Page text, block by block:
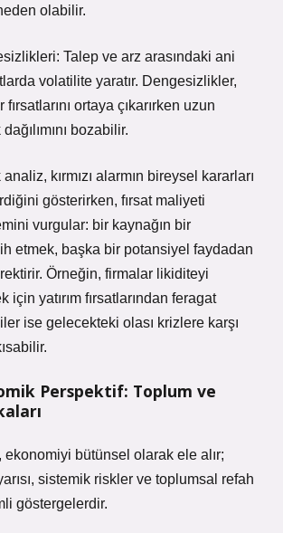
olabilir.
Talep ve arz arasındaki ani
volatilite yaratır. Dengesizlikler,
fırsatlarını ortaya çıkarırken uzun
bozabilir.
kırmızı alarmın bireysel kararları
gösterirken, fırsat maliyeti
vurgular: bir kaynağın bir
etmek, başka bir potansiyel faydadan
Örneğin, firmalar likiditeyi
için yatırım fırsatlarından feragat
ise gelecekteki olası krizlere karşı
Perspektif: Toplum ve
ekonomiyi bütünsel olarak ele alır;
sistemik riskler ve toplumsal refah
göstergelerdir.